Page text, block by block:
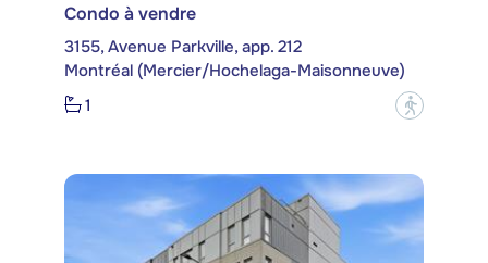
Condo à vendre
3155, Avenue Parkville, app. 212
Montréal (Mercier/Hochelaga-Maisonneuve)
1
?